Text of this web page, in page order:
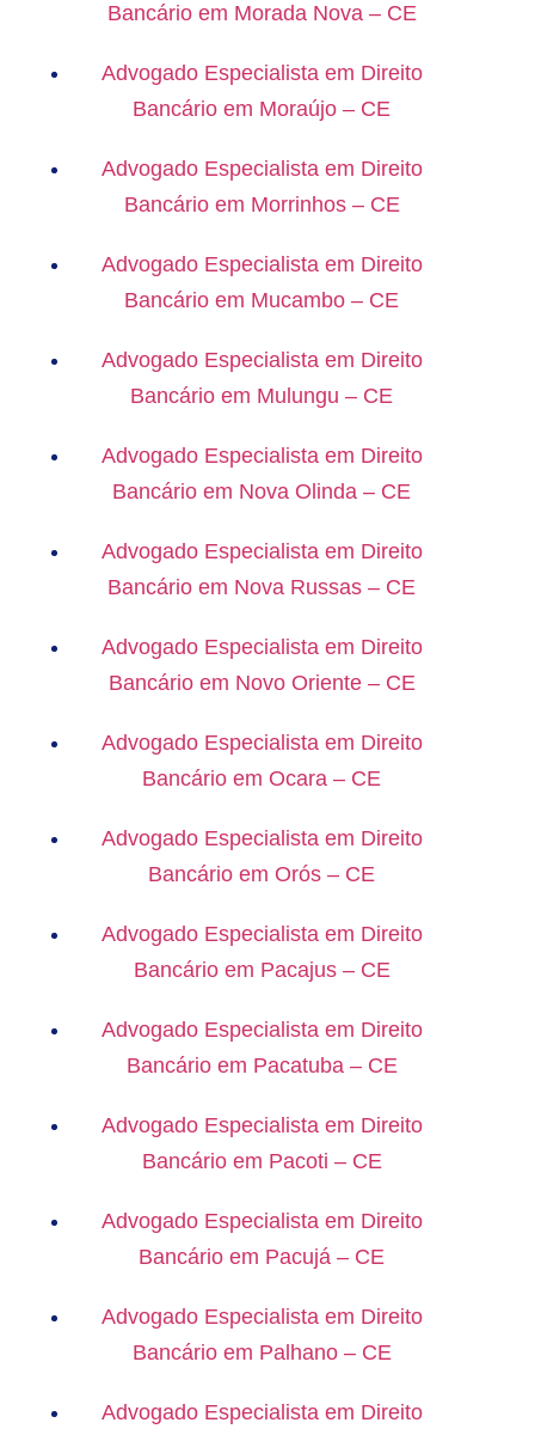
Bancário em Morada Nova – CE
Advogado Especialista em Direito
Bancário em Moraújo – CE
Advogado Especialista em Direito
Bancário em Morrinhos – CE
Advogado Especialista em Direito
Bancário em Mucambo – CE
Advogado Especialista em Direito
Bancário em Mulungu – CE
Advogado Especialista em Direito
Bancário em Nova Olinda – CE
Advogado Especialista em Direito
Bancário em Nova Russas – CE
Advogado Especialista em Direito
Bancário em Novo Oriente – CE
Advogado Especialista em Direito
Bancário em Ocara – CE
Advogado Especialista em Direito
Bancário em Orós – CE
Advogado Especialista em Direito
Bancário em Pacajus – CE
Advogado Especialista em Direito
Bancário em Pacatuba – CE
Advogado Especialista em Direito
Bancário em Pacoti – CE
Advogado Especialista em Direito
Bancário em Pacujá – CE
Advogado Especialista em Direito
Bancário em Palhano – CE
Advogado Especialista em Direito